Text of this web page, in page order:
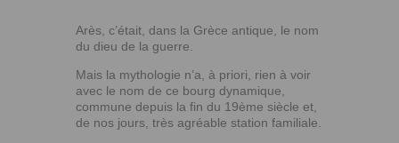
Arès, c’était, dans la Grèce antique, le nom
du dieu de la guerre.
Mais la mythologie n’a, à priori, rien à voir
avec le nom de ce bourg dynamique,
commune depuis la fin du 19ème siècle et,
de nos jours, très agréable station familiale.